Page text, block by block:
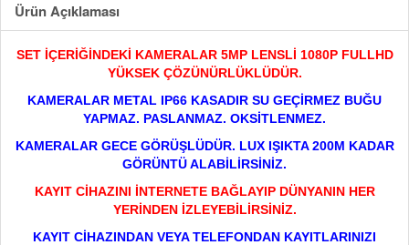
Ürün Açıklaması
SET İÇERİĞİNDEKİ KAMERALAR 5MP LENSLİ 1080P FULLHD
YÜKSEK ÇÖZÜNÜRLÜKLÜDÜR.
KAMERALAR METAL IP66 KASADIR SU GEÇİRMEZ BUĞU
YAPMAZ. PASLANMAZ. OKSİTLENMEZ.
KAMERALAR GECE GÖRÜŞLÜDÜR. LUX IŞIKTA 200M KADAR
GÖRÜNTÜ ALABİLİRSİNİZ.
KAYIT CİHAZINI İNTERNETE BAĞLAYIP DÜNYANIN HER
YERİNDEN İZLEYEBİLİRSİNİZ.
KAYIT CİHAZINDAN VEYA TELEFONDAN KAYITLARINIZI